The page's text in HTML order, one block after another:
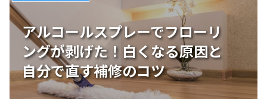
アルコールスプレーでフローリ
ングが剥げた！白くなる原因と
自分で直す補修のコツ